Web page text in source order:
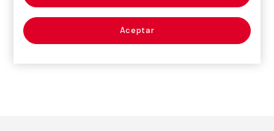
Son aquellas actuaciones judiciales destinadas a la
preparación del juicio.
Aceptar